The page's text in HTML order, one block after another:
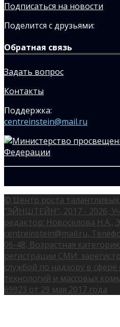
Подписаться на новости
Поделится с друзьями:
Обратная связь
Задать вопрос
Контакты
Поддержка:
centreinstein@mail.ru
© Центр роста
"ЭЙНШТЕЙН", 2017 - 2026,
редактор: Новоселова Н.А.,
centreinstein@mail.ru,
06-48, Возрастная
регистрации СМИ:
службой по надзору в
технологий и массовых
69923 от 29 мая 2017 года